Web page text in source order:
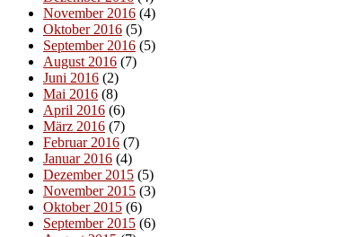
November 2016 (4)
Oktober 2016 (5)
September 2016 (5)
August 2016 (7)
Juni 2016 (2)
Mai 2016 (8)
April 2016 (6)
März 2016 (7)
Februar 2016 (7)
Januar 2016 (4)
Dezember 2015 (5)
November 2015 (3)
Oktober 2015 (6)
September 2015 (6)